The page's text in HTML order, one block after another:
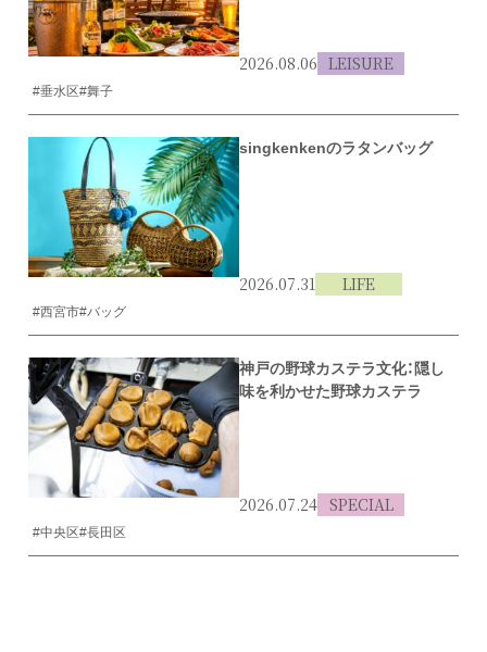
2026.08.06 LEISURE
#垂水区#舞子
singkenkenのラタンバッグ
2026.07.31 LIFE
#西宮市#バッグ
神戸の野球カステラ文化：隠し
味を利かせた野球カステラ
2026.07.24 SPECIAL
#中央区#長田区